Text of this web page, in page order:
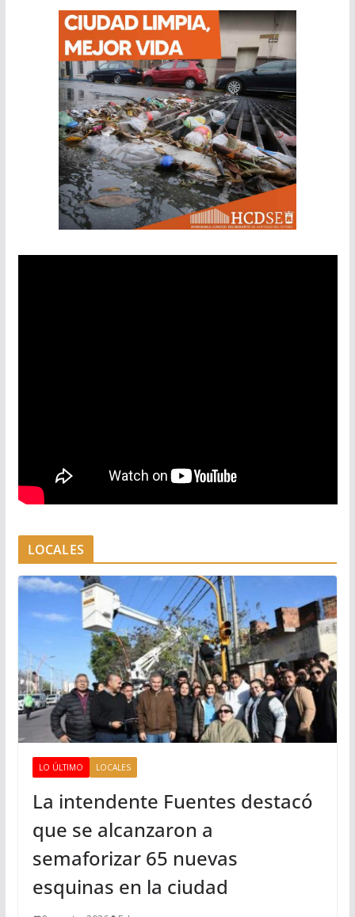
LOCALES
LO ÚLTIMO LOCALES
La intendente Fuentes destacó
que se alcanzaron a
semaforizar 65 nuevas
esquinas en la ciudad